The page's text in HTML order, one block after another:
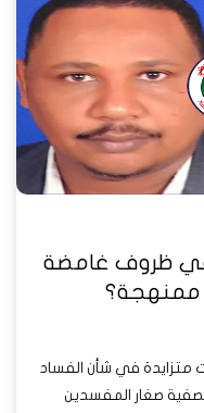
في ظروف غامضة
ممنهجة؟
متزايدة في شأن الفساد
صغار المفسدين